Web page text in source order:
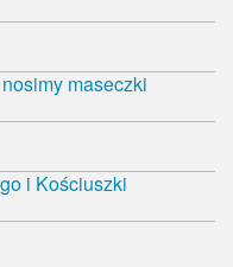
maseczki
i Kościuszki